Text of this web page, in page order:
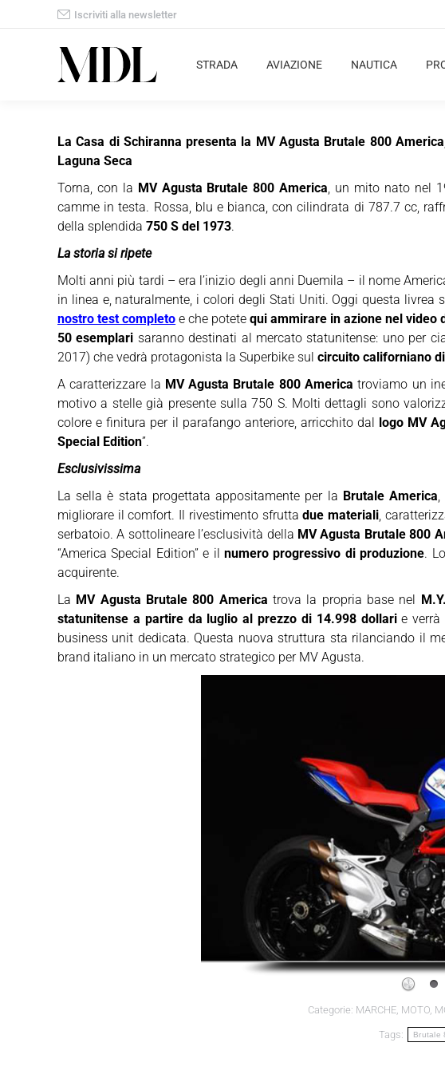
Iscriviti alla newsletter
STRADA AVIAZIONE NAUTICA
La Casa di Schiranna presenta la MV Agusta Brutale 800
Laguna Seca
Torna, con la MV Agusta Brutale 800 America, un mito nato nel
camme in testa. Rossa, blu e bianca, con cilindrata di 787.7 cc,
della splendida 750 S del 1973.
La storia si ripete
Molti anni più tardi – era l’inizio degli anni Duemila – il nome
in linea e, naturalmente, i colori degli Stati Uniti. Oggi questa
nostro test completo e che potetequi ammirare in azione nel video
50 esemplari saranno destinati al mercato statunitense: uno per
2017) che vedrà protagonista la Superbike sul circuito californiano
A caratterizzare la MV Agusta Brutale 800 America troviamo un
motivo a stelle già presente sulla 750 S. Molti dettagli sono
colore e finitura per il parafango anteriore, arricchito dal logo MV
Special Edition”.
Esclusivissima
La sella è stata progettata appositamente per la Brutale America,
migliorare il comfort. Il rivestimento sfruttadue materiali,
serbatoio. A sottolineare l’esclusività della MV Agusta Brutale 800
“America Special Edition” e il numero progressivo di produzione.
acquirente.
La MV Agusta Brutale 800 America trova la propria base nel
statunitense a partire da luglio al prezzo di 14.998 dollarie verrà
business unit dedicata. Questa nuova struttura sta rilanciando il
brand italiano in un mercato strategico per MV Agusta.
Categorie: MARCHE, MOTO,
Tags: Brutale